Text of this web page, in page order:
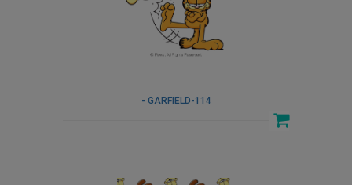
- GARFIELD-114